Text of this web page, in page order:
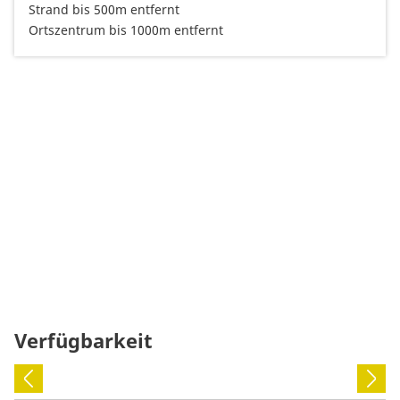
Strand bis 500m entfernt
Ortszentrum bis 1000m entfernt
Verfügbarkeit